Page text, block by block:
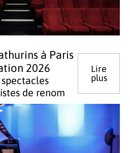
à Paris
2026
de renom
Lire
plus